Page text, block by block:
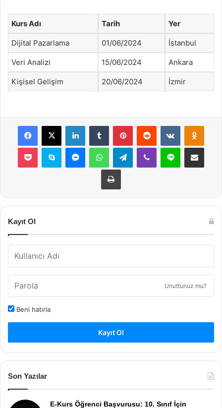
Kurs Adı Tarih Yer
Dijital Pazarlama 01/06/2024 İstanbul
Veri Analizi 15/06/2024 Ankara
Kişisel Gelişim 20/06/2024 İzmir
Facebook
X LinkedInTumblr PinterestReddit VKontakte
Pocket Skype MessengerWhatsAppTelegramViber Line E-Posta ile
Yazdır
Kayıt Ol
Unuttunuz mu?
Beni hatırla
Kayıt Ol
Son Yazılar
E-Kurs Öğrenci Başvurusu: 10. Sınıf İçin